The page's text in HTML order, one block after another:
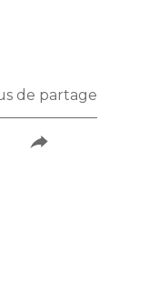
de partage